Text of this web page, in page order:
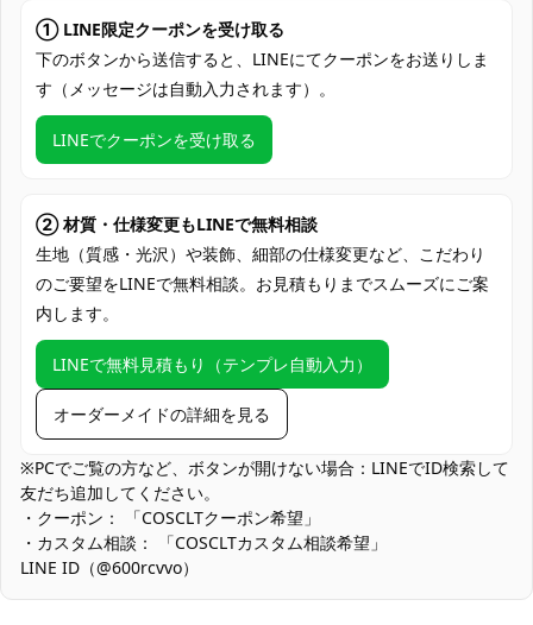
発送予定
加工に7～15営業日、配送に5～7営業日
（※土日祝除く）、合計で12～22営業日程
度でお届け
支払い方法
クレジットカード（VISA、Master、JCB、
Discover、AMERICAN EXPRESS）、
使用場所
コミケ・即売会、アコスタなど屋外イベン
ト、コスプレ撮影会・スタジオ撮影、ロケ
撮影・夜景ポトレ、ハロウィン仮装、SNS
投稿・配信、コスプレバー・ステージ出
コスプレ対象
コスプレ愛好家、アニメや漫画、ゲームフ
ァン、出演者
他の衣類と同じく、清潔に乾燥を保ち、鋭
い物によっての破れを避けてください。
商品状態
新品未使用
金属・硬質パーツの肌当たり：一部アクセサリーに硬質素材を使
用。肌の擦れ防止のため、長時間の着用時は透明テープや当て布
で接触部をケアしてください。
① LINE限定クーポンを受け取る
下のボタンから送信すると、LINEにてクーポンをお送りしま
す（メッセージは自動入力されます）。
LINEでクーポンを受け取る
② 材質・仕様変更もLINEで無料相談
生地（質感・光沢）や装飾、細部の仕様変更など、こだわり
のご要望をLINEで無料相談。お見積もりまでスムーズにご案
内します。
LINEで無料見積もり（テンプレ自動入力）
オーダーメイドの詳細を見る
※PCでご覧の方など、ボタンが開けない場合：LINEでID検索して
友だち追加してください。
・クーポン： 「COSCLTクーポン希望」
・カスタム相談： 「COSCLTカスタム相談希望」
LINE ID（@600rcvvo）